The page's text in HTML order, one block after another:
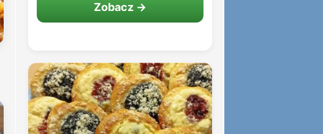
Zobacz →